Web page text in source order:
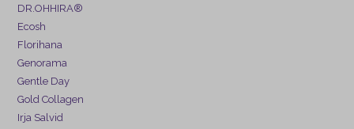
DR.OHHIRA®
Ecosh
Florihana
Genorama
Gentle Day
Gold Collagen
Irja Salvid